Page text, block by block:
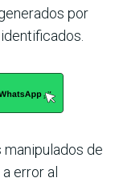
por
manipulados de
error al